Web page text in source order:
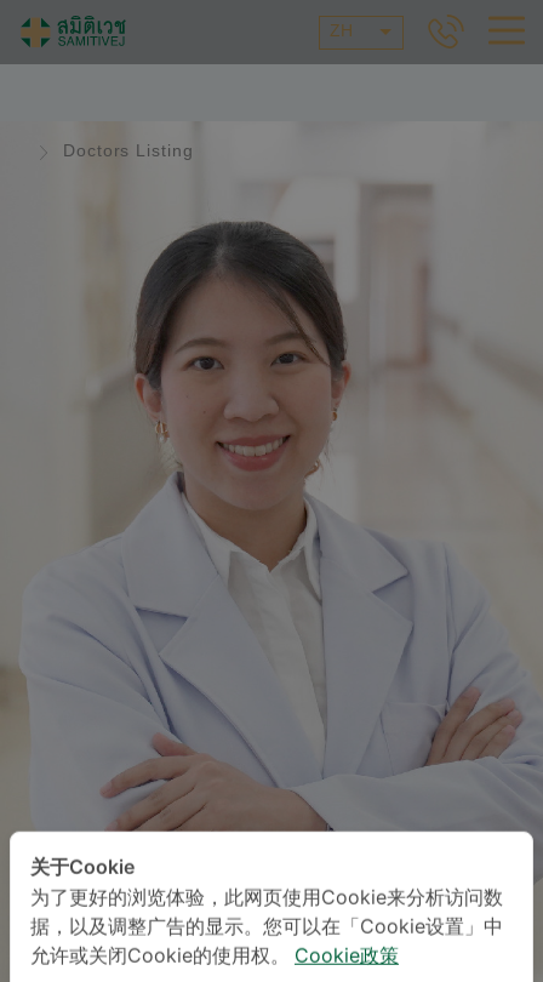
ZH
Doctors Listing
关于Cookie
为了更好的浏览体验，此网页使用Cookie来分析访问数
据，以及调整广告的显示。您可以在「Cookie设置」中
允许或关闭Cookie的使用权。
Cookie政策